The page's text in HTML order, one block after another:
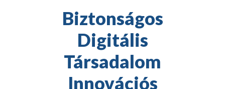
Biztonságos
Digitális
Társadalom
Innovációs